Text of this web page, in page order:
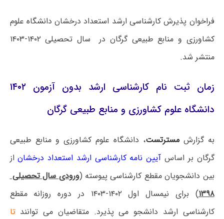
فراخوان پذیرش کارشناسی ارشد استعداد درخشان دانشگاه علوم
کشاورزی و منابع طبیعی گرگان در سال تحصیلی ۱۴۰۲-۱۴۰۳
منتشر شد.
زمان ثبت نام کارشناسی ارشد بدون آزمون ۱۴۰۲
دانشگاه علوم کشاورزی و منابع طبیعی گرگان
به گزارشمسترتست، دانشگاه علوم کشاورزی و منابع طبیعی
گرگان بر اساس آیین نامه کارشناسی ارشد استعداد درخشاناز
بین دانشجویان مقطع کارشناسی پیوسته (ورودی سال تحصیلی
۱۳۹۸
) برای نیمسال اول ۱۴۰۲-۱۴۰۳ در دوره روزانه مقطع
کارشناسی ارشد دانشجو می پذیرد. متقاضیان می توانندتا